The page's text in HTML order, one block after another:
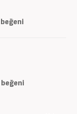
beğeni
beğeni